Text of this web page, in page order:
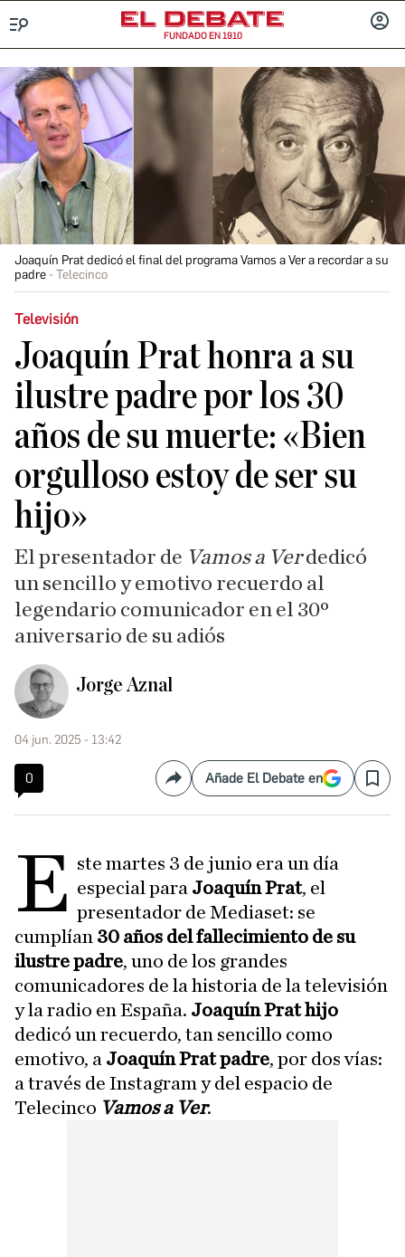
FUNDADO EN 1910
Joaquín Prat dedicó el final del programa Vamos a Ver a recordar a su
padre
Telecinco
Televisión
Joaquín Prat honra a su
ilustre padre por los 30
años de su muerte: «Bien
orgulloso estoy de ser su
hijo»
El presentador de Vamos a Verdedicó
un sencillo y emotivo recuerdo al
legendario comunicador en el 30º
aniversario de su adiós
Jorge Aznal
04 jun. 2025 - 13:42
0 CompartirAñade El Debate en Save
E ste martes 3 de junio era un día
especial para Joaquín Prat, el
presentador de Mediaset: se
cumplían 30 años del fallecimiento de su
ilustre padre, uno de los grandes
comunicadores de la historia de la televisión
y la radio en España. Joaquín Prat hijo
dedicó un recuerdo, tan sencillo como
emotivo, a Joaquín Prat padre, por dos vías:
a través de Instagram y del espacio de
Telecinco Vamos a Ver.